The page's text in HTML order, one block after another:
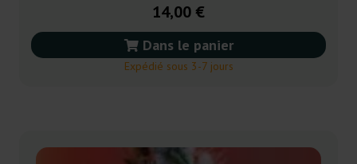
14,00 €
Dans le panier
Expédié sous 3-7 jours